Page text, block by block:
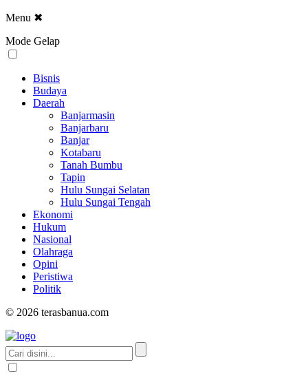
Menu ✖
Mode Gelap
Bisnis
Budaya
Daerah
Banjarmasin
Banjarbaru
Banjar
Kotabaru
Tanah Bumbu
Tapin
Hulu Sungai Selatan
Hulu Sungai Tengah
Ekonomi
Hukum
Nasional
Olahraga
Opini
Peristiwa
Politik
© 2026 terasbanua.com